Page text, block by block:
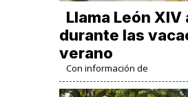
Llama León XIV
durante las
verano
Con información de